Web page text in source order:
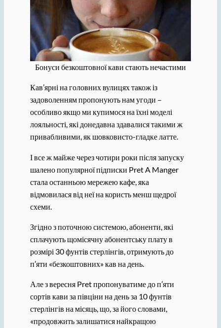
Бонуси безкоштовної кави стають нечастими
Кав’ярні на головних вулицях також із
задоволенням пропонують нам угоди –
особливо якщо ми купимося на їхні моделі
лояльності, які донедавна здавалися такими ж
привабливими, як шовковисто-гладке латте.
І все ж майже через чотири роки після запуску
шалено популярної підписки Pret A Manger
стала останньою мережею кафе, яка
відмовилася від неї на користь менш щедрої
схеми.
Згідно з поточною системою, абоненти, які
сплачують щомісячну абонентську плату в
розмірі 30 фунтів стерлінгів, отримують до
п’яти «безкоштовних» кав на день.
Але з вересня Pret пропонуватиме до п’яти
сортів кави за півціни на день за 10 фунтів
стерлінгів на місяць, що, за його словами,
«продовжить залишатися найкращою